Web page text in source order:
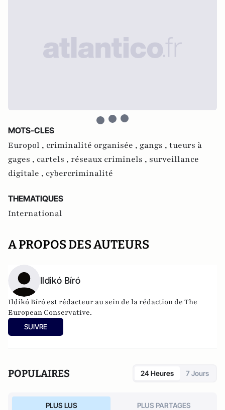
MOTS-CLES
Europol , criminalité organisée , gangs , tueurs à
gages , cartels , réseaux criminels , surveillance
digitale , cybercriminalité
THEMATIQUES
International
A PROPOS DES AUTEURS
Ildikó Bíró
Ildikó Bíró est rédacteur au sein de la rédaction de The
European Conservative.
SUIVRE
POPULAIRES 24 Heures 7 Jours
PLUS LUS PLUS PARTAGES